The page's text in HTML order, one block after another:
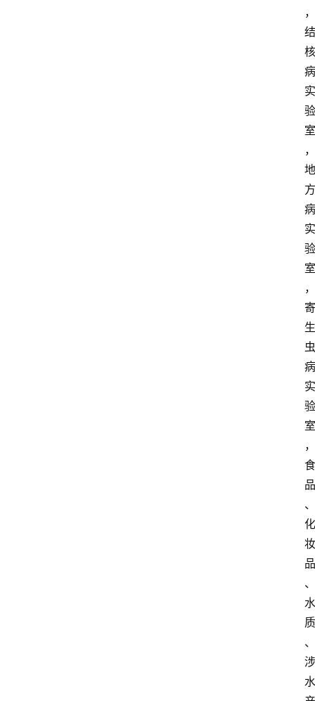
，
结
核
病
实
验
室
，
地
方
病
实
验
室
，
寄
生
虫
病
实
验
室
，
食
品
、
化
妆
品
、
水
质
、
涉
水